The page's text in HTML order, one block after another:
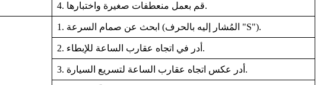
4. قم بعمل منعطفات صغيرة واختبارها.
1. ابحث عن صمام السرعة (المُشار إليه بالحرف "S").
2. أدر في اتجاه عقارب الساعة للإبطاء.
3. أدر عكس اتجاه عقارب الساعة لتسريع السيارة.